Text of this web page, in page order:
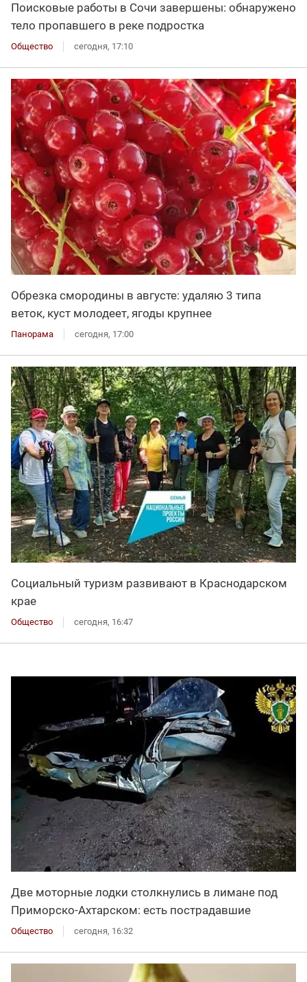
Поисковые работы в Сочи завершены: обнаружено
тело пропавшего в реке подростка
Общество сегодня, 17:10
Обрезка смородины в августе: удаляю 3 типа
веток, куст молодеет, ягоды крупнее
Панорама сегодня, 17:00
Социальный туризм развивают в Краснодарском
крае
Общество сегодня, 16:47
Две моторные лодки столкнулись в лимане под
Приморско-Ахтарском: есть пострадавшие
Общество сегодня, 16:32